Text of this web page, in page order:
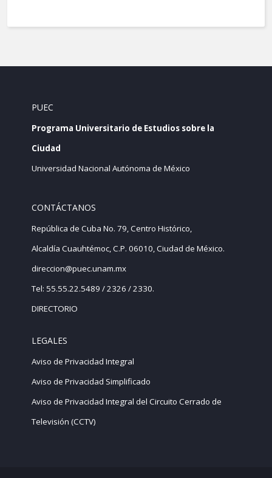
PUEC
Programa Universitario de Estudios sobre la
Ciudad
Universidad Nacional Autónoma de México
CONTÁCTANOS
República de Cuba No. 79, Centro Histórico,
Alcaldía Cuauhtémoc, C.P. 06010, Ciudad de México.
direccion@puec.unam.mx
Tel: 55.55.22.5489 / 2326 / 2330.
DIRECTORIO
LEGALES
Aviso de Privacidad Integral
Aviso de Privacidad Simplificado
Aviso de Privacidad Integral del Circuito Cerrado de
Televisión (CCTV)